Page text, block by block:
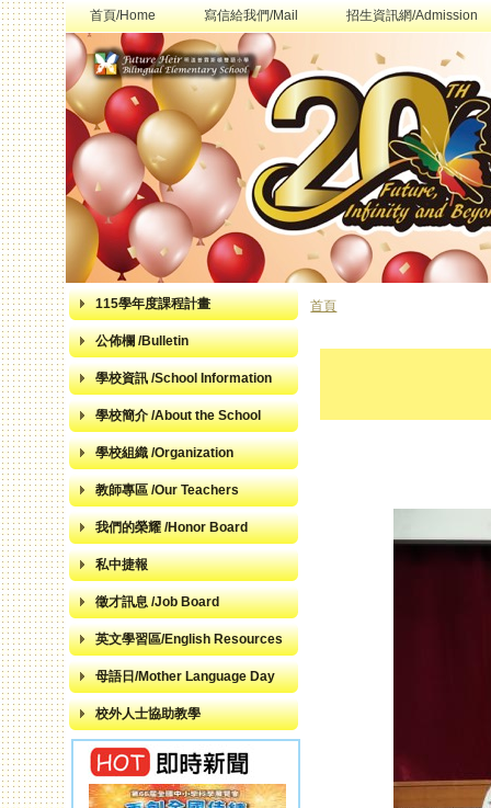
首頁/Home 寫信給我們/Mail 招生資訊網/Admission
115學年度課程計畫
公佈欄 /Bulletin
學校資訊 /School Information
學校簡介 /About the School
學校組織 /Organization
教師專區 /Our Teachers
我們的榮耀 /Honor Board
私中捷報
徵才訊息 /Job Board
英文學習區/English Resources
母語日/Mother Language Day
校外人士協助教學
首頁